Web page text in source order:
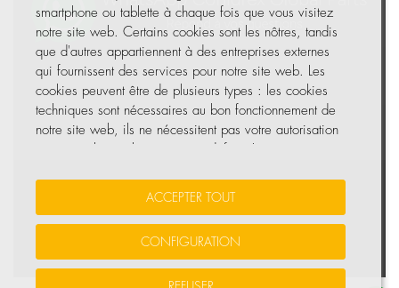
Vos données sont sécurisées • Protection des données
© Tous droits réservés, COHIDREX GLOBAL PARTS, S.L.U.
smartphone ou tablette à chaque fois que vous visitez
notre site web. Certains cookies sont les nôtres, tandis
que d'autres appartiennent à des entreprises externes
qui fournissent des services pour notre site web. Les
cookies peuvent être de plusieurs types : les cookies
techniques sont nécessaires au bon fonctionnement de
notre site web, ils ne nécessitent pas votre autorisation
goûts et intérêts personnels.
Vous pouvez accepter tous ces cookies en appuyant sur
ACCEPTER TOUT
CONFIGURATION